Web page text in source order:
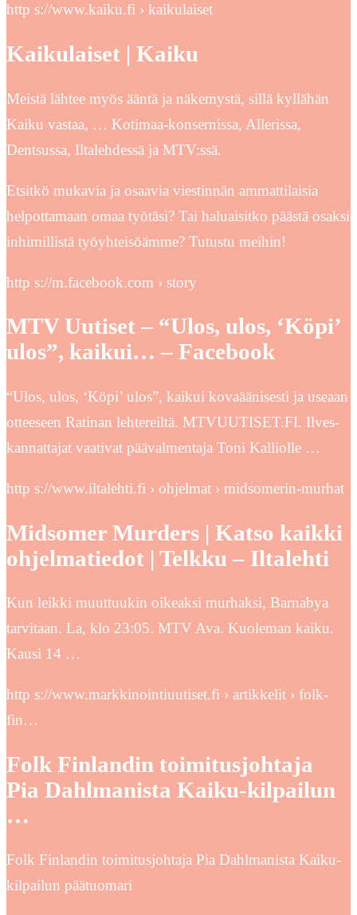
http s://www.kaiku.fi › kaikulaiset
Kaikulaiset | Kaiku
Meistä lähtee myös ääntä ja näkemystä, sillä kyllähän
Kaiku vastaa, … Kotimaa-konsernissa, Allerissa,
Dentsussa, Iltalehdessä ja MTV:ssä.
Etsitkö mukavia ja osaavia viestinnän ammattilaisia
helpottamaan omaa työtäsi? Tai haluaisitko päästä osaksi
inhimillistä työyhteisöämme? Tutustu meihin!
http s://m.facebook.com › story
MTV Uutiset – “Ulos, ulos, ‘Köpi’
ulos”, kaikui… – Facebook
“Ulos, ulos, ‘Köpi’ ulos”, kaikui kovaäänisesti ja useaan
otteeseen Ratinan lehtereiltä. MTVUUTISET.FI. Ilves-
kannattajat vaativat päävalmentaja Toni Kalliolle …
http s://www.iltalehti.fi › ohjelmat › midsomerin-murhat
Midsomer Murders | Katso kaikki
ohjelmatiedot | Telkku – Iltalehti
Kun leikki muuttuukin oikeaksi murhaksi, Barnabya
tarvitaan. La, klo 23:05. MTV Ava. Kuoleman kaiku.
Kausi 14 …
http s://www.markkinointiuutiset.fi › artikkelit › folk-
fin…
Folk Finlandin toimitusjohtaja
Pia Dahlmanista Kaiku-kilpailun
…
Folk Finlandin toimitusjohtaja Pia Dahlmanista Kaiku-
kilpailun päätuomari